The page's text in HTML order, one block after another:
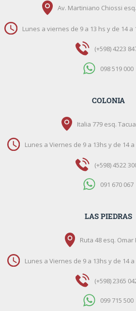
Av. Martiniano Chiossi
Lunes a viernes de 9 a 13 hs y de 14 a
(+598) 4223
098 519 000
COLONIA
Italia 779 esq.
Lunes a Viernes de 9 a 13hs y de 14
(+598) 4522
091 670 067
LAS PIEDRAS
Ruta 48 esq. Omar
Lunes a Viernes de 9 a 13hs y de 14
(+598) 2365
099 715 500